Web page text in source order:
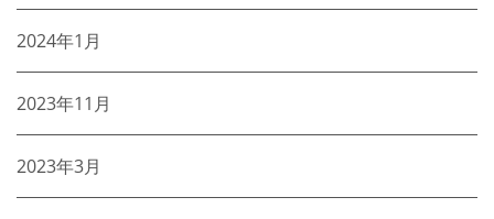
2024年1月
2023年11月
2023年3月